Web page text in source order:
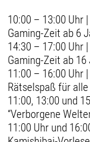
10:00 – 13:00 Uhr
Gaming-Zeit ab 6
14:30 – 17:00 Uhr
Gaming-Zeit ab 16
11:00 – 16:00 Uhr
Rätselspaß für alle
11:00, 13:00 und
“Verborgene
11:00 Uhr und